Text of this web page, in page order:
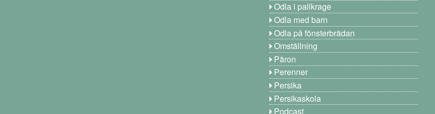
Odla i pallkrage
Odla med barn
Odla på fönsterbrädan
Omställning
Päron
Perenner
Persika
Persikaskola
Podcast